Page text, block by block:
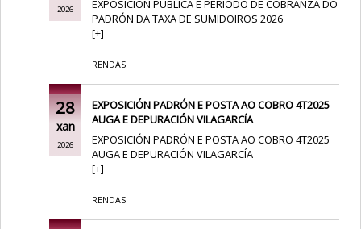
2026
EXPOSICIÓN PÚBLICA E PERÍODO DE COBRANZA DO
PADRÓN DA TAXA DE SUMIDOIROS 2026
[+]
RENDAS
28
xan
2026
EXPOSICIÓN PADRÓN E POSTA AO COBRO 4T2025
AUGA E DEPURACIÓN VILAGARCÍA
EXPOSICIÓN PADRÓN E POSTA AO COBRO 4T2025
AUGA E DEPURACIÓN VILAGARCÍA
[+]
RENDAS